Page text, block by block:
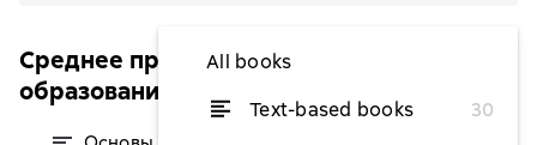
All books
Text-based books
30
Среднее профессиональное
образование (Лань)